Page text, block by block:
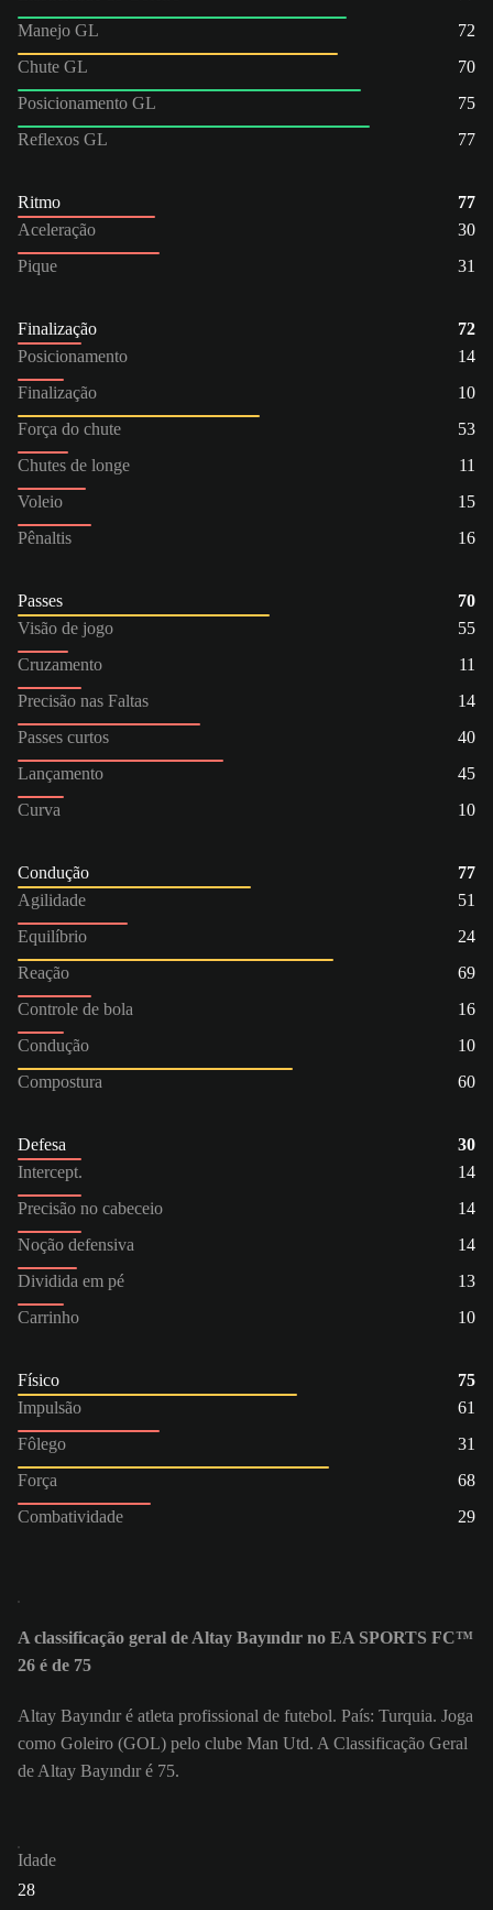
Manejo GL
72
Chute GL
70
Posicionamento GL
75
Reflexos GL
77
Ritmo
77
Aceleração
30
Pique
31
Finalização
72
Posicionamento
14
Finalização
10
Força do chute
53
Chutes de longe
11
Voleio
15
Pênaltis
16
Passes
70
Visão de jogo
55
Cruzamento
11
Precisão nas Faltas
14
Passes curtos
40
Lançamento
45
Curva
10
Condução
77
Agilidade
51
Equilíbrio
24
Reação
69
Controle de bola
16
Condução
10
Compostura
60
Defesa
30
Intercept.
14
Precisão no cabeceio
14
Noção defensiva
14
Dividida em pé
13
Carrinho
10
Físico
75
Impulsão
61
Fôlego
31
Força
68
Combatividade
29
A classificação geral de Altay Bayındır no EA SPORTS FC™
26 é de 75
Altay Bayındır é atleta profissional de futebol. País: Turquia. Joga
como Goleiro (GOL) pelo clube Man Utd. A Classificação Geral
de Altay Bayındır é 75.
Idade
28